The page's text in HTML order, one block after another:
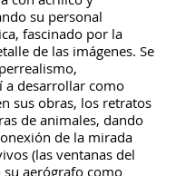
su personal
fascinado por la
de las imágenes. Se
a desarrollar como
sus obras, los retratos
de animales, dando
de la mirada
(las ventanas del
aerógrafo como